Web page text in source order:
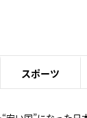
スポーツ